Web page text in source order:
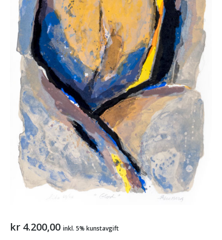
kr 4.200,00 inkl. 5% kunstavgift